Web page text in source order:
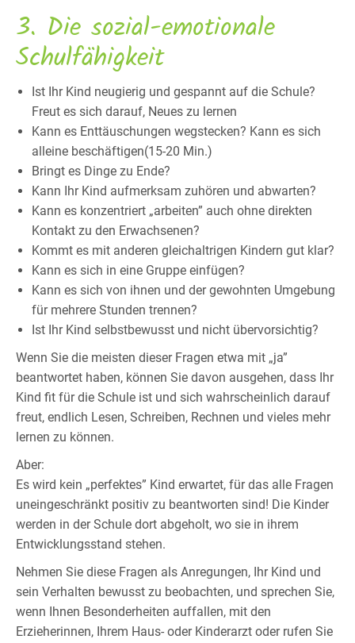
3. Die sozial-emotionale
Schulfähigkeit
Ist Ihr Kind neugierig und gespannt auf die Schule?
Freut es sich darauf, Neues zu lernen
Kann es Enttäuschungen wegstecken? Kann es sich
alleine beschäftigen(15-20 Min.)
Bringt es Dinge zu Ende?
Kann Ihr Kind aufmerksam zuhören und abwarten?
Kann es konzentriert „arbeiten” auch ohne direkten
Kontakt zu den Erwachsenen?
Kommt es mit anderen gleichaltrigen Kindern gut klar?
Kann es sich in eine Gruppe einfügen?
Kann es sich von ihnen und der gewohnten Umgebung
für mehrere Stunden trennen?
Ist Ihr Kind selbstbewusst und nicht übervorsichtig?
Wenn Sie die meisten dieser Fragen etwa mit „ja”
beantwortet haben, können Sie davon ausgehen, dass Ihr
Kind fit für die Schule ist und sich wahrscheinlich darauf
freut, endlich Lesen, Schreiben, Rechnen und vieles mehr
lernen zu können.
Aber:
Es wird kein „perfektes” Kind erwartet, für das alle Fragen
uneingeschränkt positiv zu beantworten sind! Die Kinder
werden in der Schule dort abgeholt, wo sie in ihrem
Entwicklungsstand stehen.
Nehmen Sie diese Fragen als Anregungen, Ihr Kind und
sein Verhalten bewusst zu beobachten, und sprechen Sie,
wenn Ihnen Besonderheiten auffallen, mit den
Erzieherinnen, Ihrem Haus- oder Kinderarzt oder rufen Sie